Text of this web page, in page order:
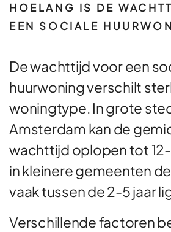
HOELANG IS DE
EEN SOCIALE
De wachttijd voor een
huurwoning verschilt
woningtype. In grote
Amsterdam kan de
wachttijd oplopen tot 12-
in kleinere gemeenten
vaak tussen de 2-5 jaar
Verschillende factoren